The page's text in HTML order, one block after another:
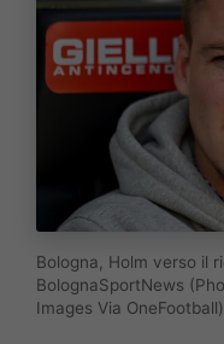
Bologna, Holm verso il
BolognaSportNews
Images Via OneFootball)